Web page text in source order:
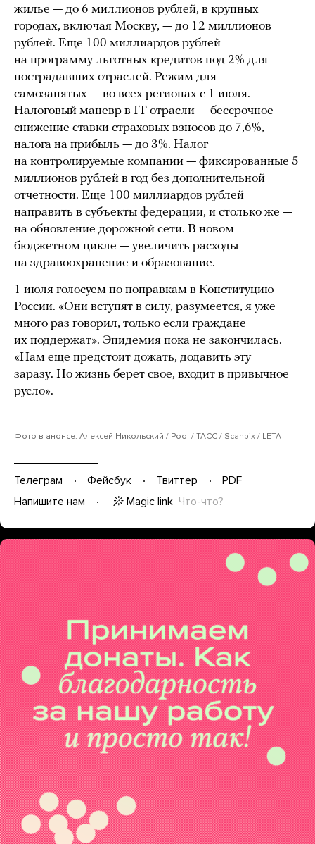
жилье — до 6 миллионов рублей, в крупных
городах, включая Москву, — до 12 миллионов
рублей. Еще 100 миллиардов рублей
на программу льготных кредитов под 2% для
пострадавших отраслей. Режим для
самозанятых — во всех регионах с 1 июля.
Налоговый маневр в IT-отрасли — бессрочное
снижение ставки страховых взносов до 7,6%,
налога на прибыль — до 3%. Налог
на контролируемые компании — фиксированные 5
миллионов рублей в год без дополнительной
отчетности. Еще 100 миллиардов рублей
направить в субъекты федерации, и столько же —
на обновление дорожной сети. В новом
бюджетном цикле — увеличить расходы
на здравоохранение и образование.
1 июля голосуем по поправкам в Конституцию
России. «Они вступят в силу, разумеется, я уже
много раз говорил, только если граждане
их поддержат». Эпидемия пока не закончилась.
«Нам еще предстоит дожать, додавить эту
заразу. Но жизнь берет свое, входит в привычное
русло».
Фото в анонсе: Алексей Никольский / Pool / ТАСС / Scanpix / LETA
Телеграм Фейсбук Твиттер
PDF
Напишите нам
Magic link Что-что?